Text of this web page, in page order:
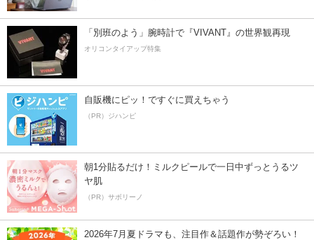
「別班のよう」腕時計で『VIVANT』の世界観再現
オリコンタイアップ特集
自販機にピッ！ですぐに買えちゃう
（PR）ジハンピ
朝1分貼るだけ！ミルクピールで一日中ずっとうるツ
ヤ肌
（PR）サボリーノ
2026年7月夏ドラマも、注目作＆話題作が勢ぞろい！